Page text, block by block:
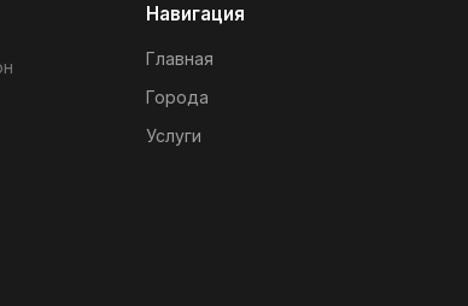
Навигация
Главная
Города
Услуги